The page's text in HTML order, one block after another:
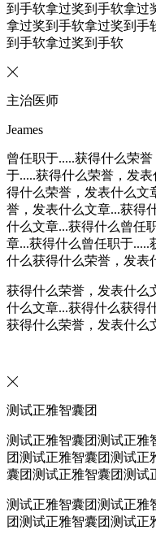
到手软拿过奖到手软拿过
拿过奖到手软拿过奖到手
到手软拿过奖到手软
主治医师
Jeames
曾任职于.....获得什么荣
于.....获得什么荣誉，发
得什么荣誉，发表什么文
誉，发表什么文章...获得
什么文章...获得什么曾任
章...获得什么曾任职于
什么获得什么荣誉，发表
获得什么荣誉，发表什么
什么文章...获得什么获得
获得什么荣誉，发表什么
测试正雅智囊团
测试正雅智囊团测试正雅
团测试正雅智囊团测试正
囊团测试正雅智囊团测试
测试正雅智囊团测试正雅
团测试正雅智囊团测试正